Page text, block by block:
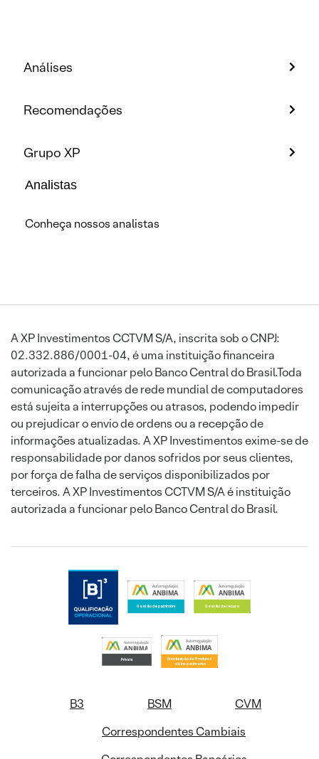
Análises
Recomendações
Grupo XP
Analistas
Conheça nossos analistas
A XP Investimentos CCTVM S/A, inscrita sob o CNPJ:
02.332.886/0001-04, é uma instituição financeira
autorizada a funcionar pelo Banco Central do Brasil.Toda
comunicação através de rede mundial de computadores
está sujeita a interrupções ou atrasos, podendo impedir
ou prejudicar o envio de ordens ou a recepção de
informações atualizadas. A XP Investimentos exime-se de
responsabilidade por danos sofridos por seus clientes,
por força de falha de serviços disponibilizados por
terceiros. A XP Investimentos CCTVM S/A é instituição
autorizada a funcionar pelo Banco Central do Brasil.
B3 BSM
CVM
Correspondentes Cambiais